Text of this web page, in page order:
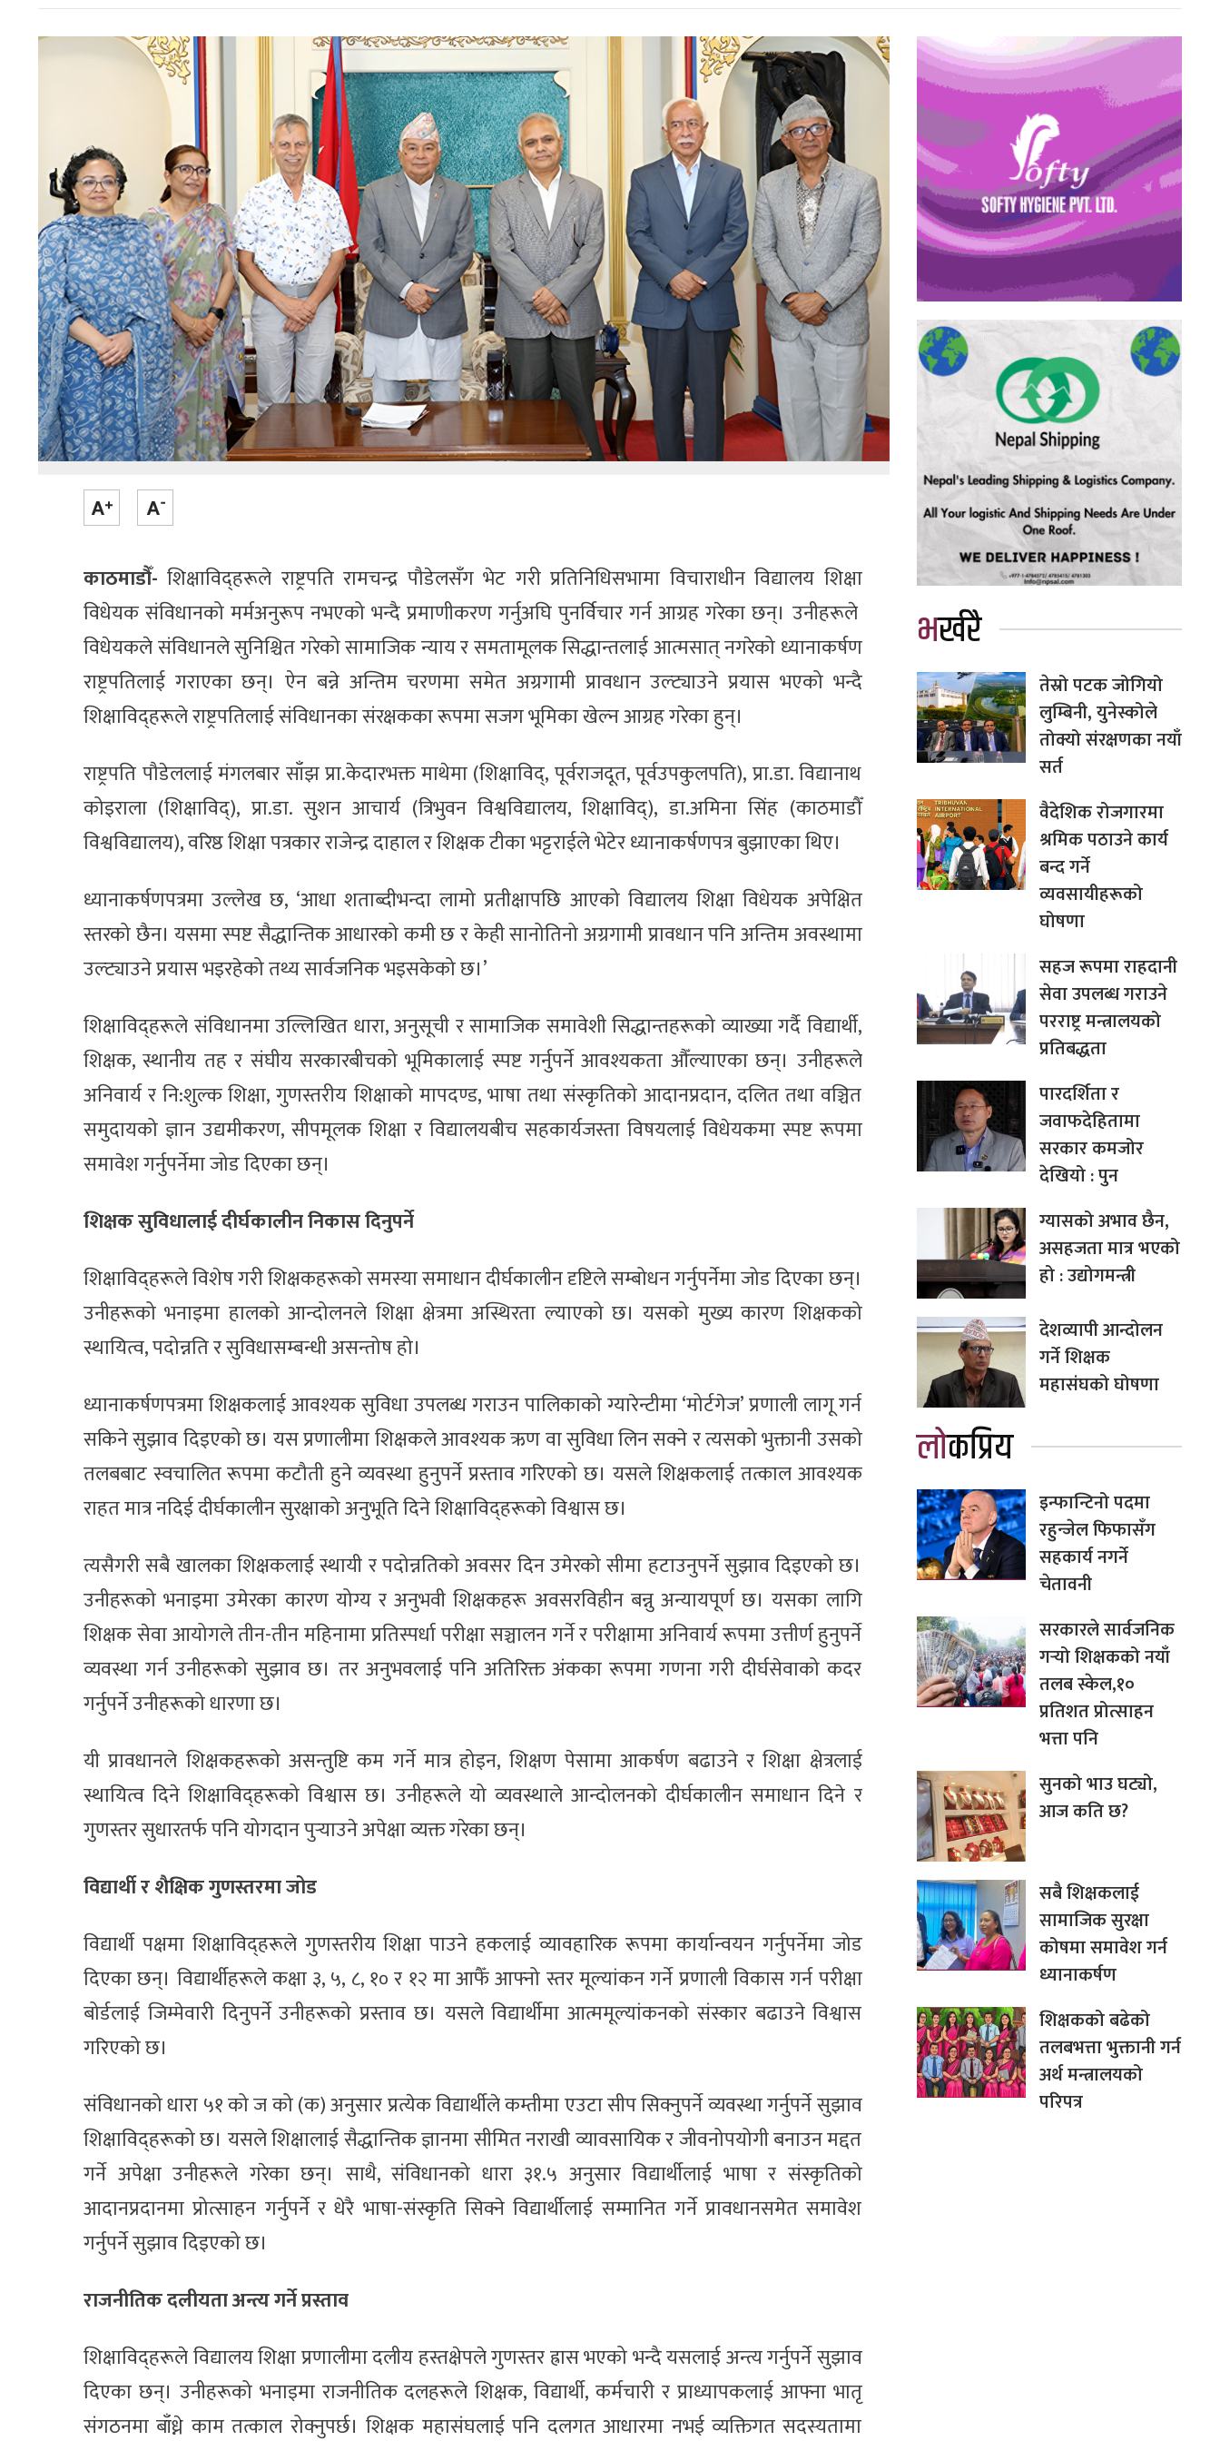
काठमाडौँ-शिक्षाविद्हरूले राष्ट्रपति रामचन्द्र पौडेलसँग भेट गरी प्रतिनिधिसभामा विचाराधीन विद्यालय शिक्षा
विधेयक संविधानको मर्मअनुरूप नभएको भन्दै प्रमाणीकरण गर्नुअघि पुनर्विचार गर्न आग्रह गरेका छन्। उनीहरूले
विधेयकले संविधानले सुनिश्चित गरेको सामाजिक न्याय र समतामूलक सिद्धान्तलाई आत्मसात् नगरेको ध्यानाकर्षण
राष्ट्रपतिलाई गराएका छन्। ऐन बन्ने अन्तिम चरणमा समेत अग्रगामी प्रावधान उल्ट्याउने प्रयास भएको भन्दै
शिक्षाविद्हरूले राष्ट्रपतिलाई संविधानका संरक्षकका रूपमा सजग भूमिका खेल्न आग्रह गरेका हुन्।
राष्ट्रपति पौडेललाई मंगलबार साँझ प्रा.केदारभक्त माथेमा (शिक्षाविद्, पूर्वराजदूत, पूर्वउपकुलपति), प्रा.डा. विद्यानाथ
कोइराला (शिक्षाविद्), प्रा.डा. सुशन आचार्य (त्रिभुवन विश्वविद्यालय, शिक्षाविद्), डा.अमिना सिंह (काठमाडौँ
विश्वविद्यालय), वरिष्ठ शिक्षा पत्रकार राजेन्द्र दाहाल र शिक्षक टीका भट्टराईले भेटेर ध्यानाकर्षणपत्र बुझाएका थिए।
ध्यानाकर्षणपत्रमा उल्लेख छ, ‘आधा शताब्दीभन्दा लामो प्रतीक्षापछि आएको विद्यालय शिक्षा विधेयक अपेक्षित
स्तरको छैन। यसमा स्पष्ट सैद्धान्तिक आधारको कमी छ र केही सानोतिनो अग्रगामी प्रावधान पनि अन्तिम अवस्थामा
उल्ट्याउने प्रयास भइरहेको तथ्य सार्वजनिक भइसकेको छ।’
शिक्षाविद्हरूले संविधानमा उल्लिखित धारा, अनुसूची र सामाजिक समावेशी सिद्धान्तहरूको व्याख्या गर्दै विद्यार्थी,
शिक्षक, स्थानीय तह र संघीय सरकारबीचको भूमिकालाई स्पष्ट गर्नुपर्ने आवश्यकता औँल्याएका छन्। उनीहरूले
अनिवार्य र नि:शुल्क शिक्षा, गुणस्तरीय शिक्षाको मापदण्ड, भाषा तथा संस्कृतिको आदानप्रदान, दलित तथा वञ्चित
समुदायको ज्ञान उद्यमीकरण, सीपमूलक शिक्षा र विद्यालयबीच सहकार्यजस्ता विषयलाई विधेयकमा स्पष्ट रूपमा
समावेश गर्नुपर्नेमा जोड दिएका छन्।
शिक्षक सुविधालाई दीर्घकालीन निकास दिनुपर्ने
शिक्षाविद्हरूले विशेष गरी शिक्षकहरूको समस्या समाधान दीर्घकालीन दृष्टिले सम्बोधन गर्नुपर्नेमा जोड दिएका छन्।
उनीहरूको भनाइमा हालको आन्दोलनले शिक्षा क्षेत्रमा अस्थिरता ल्याएको छ। यसको मुख्य कारण शिक्षकको
स्थायित्व, पदोन्नति र सुविधासम्बन्धी असन्तोष हो।
ध्यानाकर्षणपत्रमा शिक्षकलाई आवश्यक सुविधा उपलब्ध गराउन पालिकाको ग्यारेन्टीमा ‘मोर्टगेज’ प्रणाली लागू गर्न
सकिने सुझाव दिइएको छ। यस प्रणालीमा शिक्षकले आवश्यक ऋण वा सुविधा लिन सक्ने र त्यसको भुक्तानी उसको
तलबबाट स्वचालित रूपमा कटौती हुने व्यवस्था हुनुपर्ने प्रस्ताव गरिएको छ। यसले शिक्षकलाई तत्काल आवश्यक
राहत मात्र नदिई दीर्घकालीन सुरक्षाको अनुभूति दिने शिक्षाविद्हरूको विश्वास छ।
त्यसैगरी सबै खालका शिक्षकलाई स्थायी र पदोन्नतिको अवसर दिन उमेरको सीमा हटाउनुपर्ने सुझाव दिइएको छ।
उनीहरूको भनाइमा उमेरका कारण योग्य र अनुभवी शिक्षकहरू अवसरविहीन बन्नु अन्यायपूर्ण छ। यसका लागि
शिक्षक सेवा आयोगले तीन-तीन महिनामा प्रतिस्पर्धा परीक्षा सञ्चालन गर्ने र परीक्षामा अनिवार्य रूपमा उत्तीर्ण हुनुपर्ने
व्यवस्था गर्न उनीहरूको सुझाव छ। तर अनुभवलाई पनि अतिरिक्त अंकका रूपमा गणना गरी दीर्घसेवाको कदर
गर्नुपर्ने उनीहरूको धारणा छ।
यी प्रावधानले शिक्षकहरूको असन्तुष्टि कम गर्ने मात्र होइन, शिक्षण पेसामा आकर्षण बढाउने र शिक्षा क्षेत्रलाई
स्थायित्व दिने शिक्षाविद्हरूको विश्वास छ। उनीहरूले यो व्यवस्थाले आन्दोलनको दीर्घकालीन समाधान दिने र
गुणस्तर सुधारतर्फ पनि योगदान पुर्‍याउने अपेक्षा व्यक्त गरेका छन्।
विद्यार्थी र शैक्षिक गुणस्तरमा जोड
विद्यार्थी पक्षमा शिक्षाविद्हरूले गुणस्तरीय शिक्षा पाउने हकलाई व्यावहारिक रूपमा कार्यान्वयन गर्नुपर्नेमा जोड
दिएका छन्। विद्यार्थीहरूले कक्षा ३, ५, ८, १० र १२ मा आफैँ आफ्नो स्तर मूल्यांकन गर्ने प्रणाली विकास गर्न परीक्षा
बोर्डलाई जिम्मेवारी दिनुपर्ने उनीहरूको प्रस्ताव छ। यसले विद्यार्थीमा आत्ममूल्यांकनको संस्कार बढाउने विश्वास
गरिएको छ।
संविधानको धारा ५१ को ज को (क) अनुसार प्रत्येक विद्यार्थीले कम्तीमा एउटा सीप सिक्नुपर्ने व्यवस्था गर्नुपर्ने सुझाव
शिक्षाविद्हरूको छ। यसले शिक्षालाई सैद्धान्तिक ज्ञानमा सीमित नराखी व्यावसायिक र जीवनोपयोगी बनाउन मद्दत
गर्ने अपेक्षा उनीहरूले गरेका छन्। साथै, संविधानको धारा ३१.५ अनुसार विद्यार्थीलाई भाषा र संस्कृतिको
आदानप्रदानमा प्रोत्साहन गर्नुपर्ने र धेरै भाषा-संस्कृति सिक्ने विद्यार्थीलाई सम्मानित गर्ने प्रावधानसमेत समावेश
गर्नुपर्ने सुझाव दिइएको छ।
राजनीतिक दलीयता अन्त्य गर्ने प्रस्ताव
शिक्षाविद्हरूले विद्यालय शिक्षा प्रणालीमा दलीय हस्तक्षेपले गुणस्तर ह्रास भएको भन्दै यसलाई अन्त्य गर्नुपर्ने सुझाव
दिएका छन्। उनीहरूको भनाइमा राजनीतिक दलहरूले शिक्षक, विद्यार्थी, कर्मचारी र प्राध्यापकलाई आफ्ना भातृ
संगठनमा बाँध्ने काम तत्काल रोक्नुपर्छ। शिक्षक महासंघलाई पनि दलगत आधारमा नभई व्यक्तिगत सदस्यतामा
भर्खरै
तेस्रो पटक जोगियो
लुम्बिनी, युनेस्कोले
तोक्यो संरक्षणका नयाँ
सर्त
वैदेशिक रोजगारमा
श्रमिक पठाउने कार्य
बन्द गर्ने
व्यवसायीहरूको
घोषणा
सहज रूपमा राहदानी
सेवा उपलब्ध गराउने
परराष्ट्र मन्त्रालयको
प्रतिबद्धता
पारदर्शिता र
जवाफदेहितामा
सरकार कमजोर
देखियो : पुन
ग्यासको अभाव छैन,
असहजता मात्र भएको
हो : उद्योगमन्त्री
देशव्यापी आन्दोलन
गर्ने शिक्षक
महासंघको घोषणा
लोकप्रिय
इन्फान्टिनो पदमा
रहुन्जेल फिफासँग
सहकार्य नगर्ने
चेतावनी
सरकारले सार्वजनिक
गर्‍यो शिक्षकको नयाँ
तलब स्केल,१०
प्रतिशत प्रोत्साहन
भत्ता पनि
सुनको भाउ घट्यो,
आज कति छ?
सबै शिक्षकलाई
सामाजिक सुरक्षा
कोषमा समावेश गर्न
ध्यानाकर्षण
शिक्षकको बढेको
तलबभत्ता भुक्तानी गर्न
अर्थ मन्त्रालयको
परिपत्र